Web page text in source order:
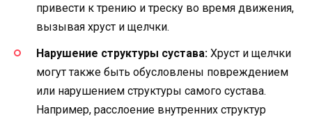
привести к трению и треску во время движения,
вызывая хруст и щелчки.
Нарушение структуры сустава: Хруст и щелчки
могут также быть обусловлены повреждением
или нарушением структуры самого сустава.
Например, расслоение внутренних структур